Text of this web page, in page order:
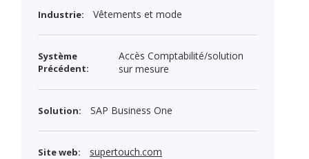
Industrie: Vêtements et mode
Système
Précédent:
Accès Comptabilité/solution
sur mesure
Solution: SAP Business One
Site web: supertouch.com